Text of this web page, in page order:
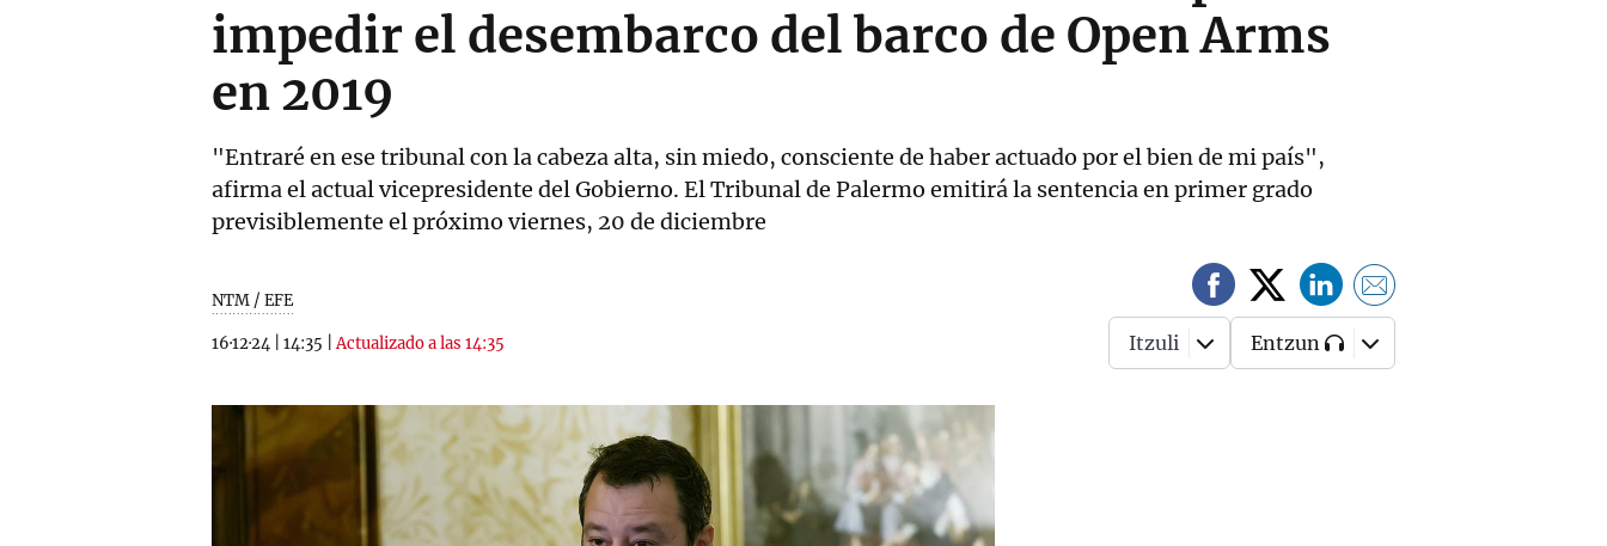
impedir el desembarco del barco de Open Arms
en 2019
"Entraré en ese tribunal con la cabeza alta, sin miedo, consciente de haber actuado por el bien de mi país",
afirma el actual vicepresidente del Gobierno. El Tribunal de Palermo emitirá la sentencia en primer grado
previsiblemente el próximo viernes, 20 de diciembre
NTM / EFE
16·12·24 14:35 |Actualizado a las 14:35 Itzuli Entzun